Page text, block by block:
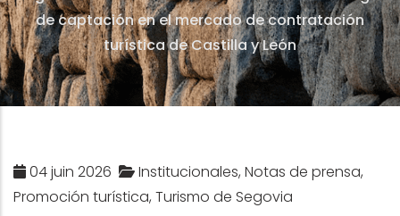
de captación en el mercado de contratación
turística de Castilla y León
04 juin 2026
Institucionales, Notas de prensa,
Promoción turística, Turismo de Segovia